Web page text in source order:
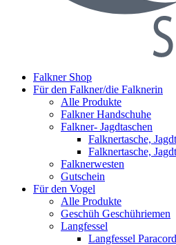
Falkner Shop
Für den Falkner/die Falknerin
Alle Produkte
Falkner Handschuhe
Falkner- Jagdtaschen
Falknertasche,
Falknertasche,
Falknerwesten
Gutschein
Für den Vogel
Alle Produkte
Geschüh Geschühriemen
Langfessel
Langfessel